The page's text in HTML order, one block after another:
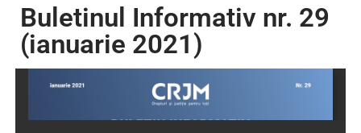
Buletinul Informativ nr. 29
(ianuarie 2021)